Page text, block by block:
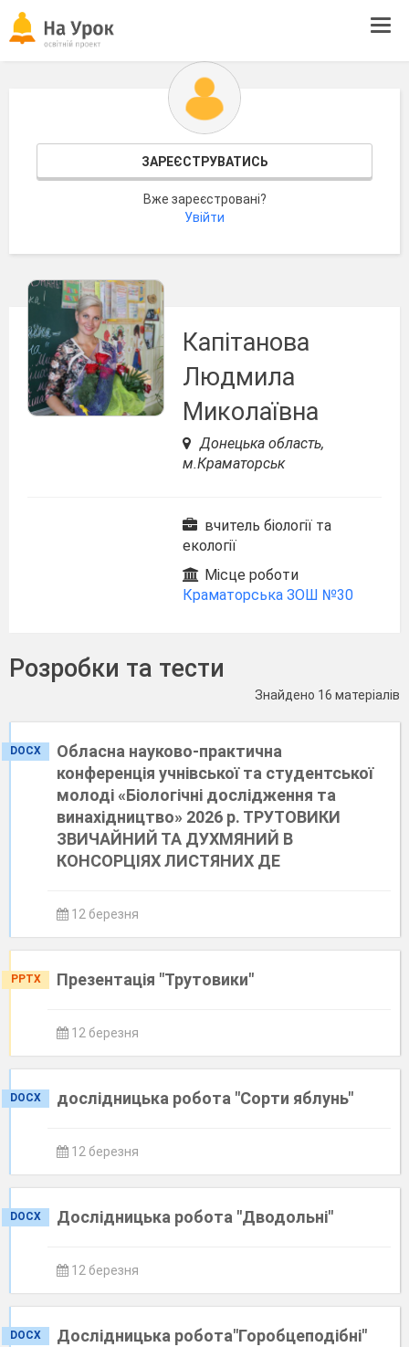
ЗАРЕЄСТРУВАТИСЬ
Вже зареєстровані?
Увійти
Капітанова
Людмила
Миколаївна
Донецька область,
м.Краматорськ
вчитель біології та
екології
Місце роботи
Краматорська ЗОШ №30
Розробки та тести
Знайдено 16 матеріалів
DOCX
Обласна науково-практична
конференція учнівської та студентської
молоді «Біологічні дослідження та
винахідництво» 2026 р. ТРУТОВИКИ
ЗВИЧАЙНИЙ ТА ДУХМЯНИЙ В
КОНСОРЦІЯХ ЛИСТЯНИХ ДЕ
12 березня
PPTX Презентація "Трутовики"
12 березня
DOCX дослідницька робота "Сорти яблунь"
12 березня
DOCX Дослідницька робота "Дводольні"
12 березня
DOCX Дослідницька робота"Горобцеподібні"